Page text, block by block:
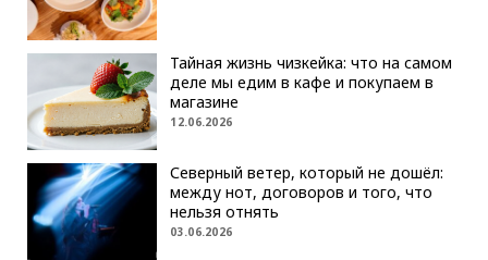
Тайная жизнь чизкейка: что на самом
деле мы едим в кафе и покупаем в
магазине
12.06.2026
Северный ветер, который не дошёл:
между нот, договоров и того, что
нельзя отнять
03.06.2026